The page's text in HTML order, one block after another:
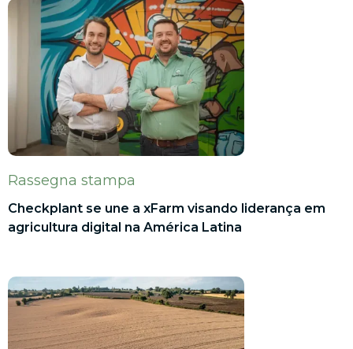
Rassegna stampa
Checkplant se une a xFarm visando liderança em
agricultura digital na América Latina